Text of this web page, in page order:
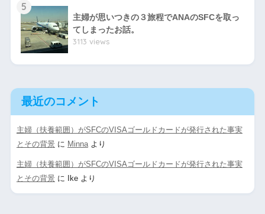
5
主婦が思いつきの３旅程でANAのSFCを取っ
てしまったお話。
3113 views
最近のコメント
主婦（扶養範囲）がSFCのVISAゴールドカードが発行された事実
とその背景に Minnaより
主婦（扶養範囲）がSFCのVISAゴールドカードが発行された事実
とその背景に Ikeより